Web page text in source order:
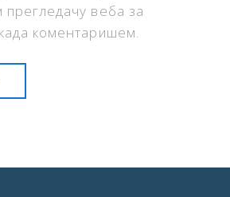
прегледачу веба за
коментаришем.